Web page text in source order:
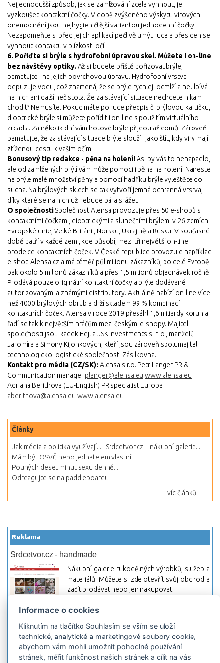
Nejjednodušší způsob, jak se zamlžování zcela vyhnout, je
vyzkoušet kontaktní čočky. V době zvýšeného výskytu virových
onemocnění jsou nejhygieničtější variantou jednodenní čočky.
Nezapomeňte si před jejich aplikací pečlivě umýt ruce a přes den se
vyhnout kontaktu v blízkosti očí.
6. Pořiďte si brýle s hydrofobní úpravou skel. Můžete i on-line
bez návštěvy optiky. Až si budete příště pořizovat brýle,
pamatujte i na jejich povrchovou úpravu. Hydrofobní vrstva
odpuzuje vodu, což znamená, že se brýle rychleji odmlží a neulpívá
na nich ani další nečistota. Že za stávající situace nechcete nikam
chodit? Nemusíte. Pokud máte po ruce předpis či brýlovou kartičku,
dioptrické brýle si můžete pořídit i on-line s použitím virtuálního
zrcadla. Za několik dní vám hotové brýle přijdou až domů. Zároveň
pamatujte, že za stávající situace brýle slouží i jako štít, kdy viry mají
ztíženou cestu k vašim očím.
Bonusový tip redakce - pěna na holení!Asi by vás to nenapadlo,
ale od zamlžených brýlí vám může pomoci i pěna na holení. Naneste
na brýle malé množství pěny a pomocí hadříku brýle vyleštěte do
sucha. Na brýlových sklech se tak vytvoří jemná ochranná vrstva,
díky které se na nich už nebude pára srážet.
O společnosti Společnost Alensa provozuje přes 50 e-shopů s
kontaktními čočkami, dioptrickými a slunečními brýlemi v 26 zemích
Evropské unie, Velké Británii, Norsku, Ukrajině a Rusku. V současné
době patří v každé zemi, kde působí, mezi tři největší on-line
prodejce kontaktních čoček. V České republice provozuje například
e-shop Alensa.cz a má téměř půl milionu zákazníků, po celé Evropě
pak okolo 5 milionů zákazníků a přes 1,5 milionů objednávek ročně.
Prodává pouze originální kontaktní čočky a brýle dodávané
autorizovanými a známými distributory. Aktuálně nabízí on-line více
než 4000 brýlových obrub a drží skladem 99 % kombinací
kontaktních čoček. Alensa v roce 2019 přesáhl 1,6 miliardy korun a
řadí se tak k největším hráčům mezi českými e-shopy. Majiteli
společnosti jsou Radek Hejl a JSK Investments s. r. o., manželů
Jaromíra a Simony Kijonkových, kteří jsou zároveň spolumajiteli
technologicko-logistické společnosti Zásilkovna.
Kontakt pro média (CZ/SK): Alensa s.r.o. Petr Langer PR &
Communication manager planger@alensa.eu www.alensa.eu
Adriana Berithova (EU-English) PR specialist Europa
aberithova@alensa.eu www.alensa.eu
Články
Jak média a politika využívají...
Srdcetvor.cz – nákupní galerie...
Mám být OSVČ nebo jednatelem vlastní...
Pouhých deset minut sexu denně...
Odreagujte se na paddleboardu
víc článků
Reklama
Srdcetvor.cz - handmade
Nákupní galerie rukodělných výrobků, služeb a
materiálů. Můžete si zde otevřít svůj obchod a
začít prodávat nebo jen nakupovat.
Hledej-hosting.cz - webhosting, VPS
Přehled webhostingových, multihosting a VPS
hosting programů s možností jejich
pokročilého vyhledávání a porovnávání.
Informace o cookies
Kliknutím na tlačítko Souhlasím se vším se uloží
technické, analytické a marketingové soubory cookie,
abychom vám mohli umožnit pohodlné používání
stránek, měřit funkčnost našich stránek a cílit na vás